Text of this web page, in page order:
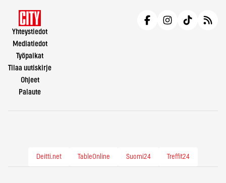
Yhteystiedot
Mediatiedot
Työpaikat
Tilaa uutiskirje
Ohjeet
Palaute
Deitti.net TableOnline Suomi24 Treffit24